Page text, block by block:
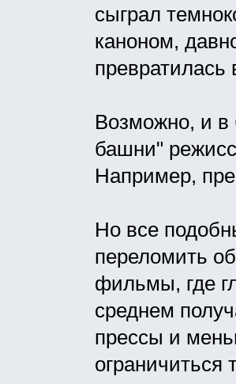
сыграл
каноном,
Возможно, и в
башни"
Например,
Но все
переломить
фильмы, где
среднем
прессы и
ограничиться